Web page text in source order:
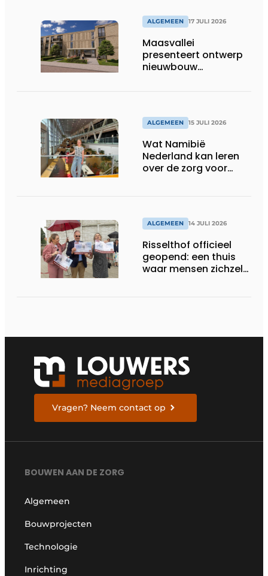
ALGEMEEN 17 JULI 2026
Maasvallei
presenteert ontwerp
nieuwbouw
ALGEMEEN 15 JULI 2026
Wat Namibië
Nederland kan leren
over de zorg voor
ALGEMEEN 14 JULI 2026
Risselthof officieel
geopend: een thuis
waar mensen zichzelf
Vragen? Neem contact op
BOUWEN AAN DE ZORG
Algemeen
Bouwprojecten
Technologie
Inrichting